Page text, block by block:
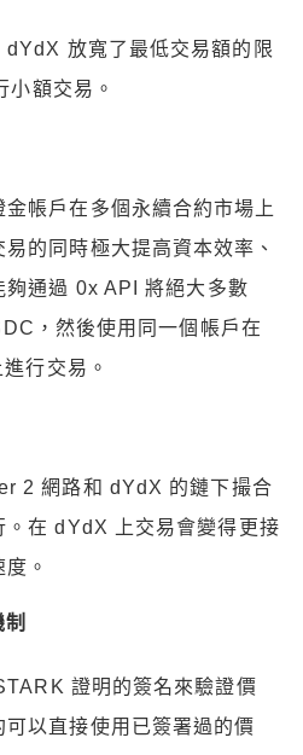
放寬了最低交易額的限
額交易。
帳戶在多個永續合約市場上
的同時極大提高資本效率、
夠通過 0x API 將絕大多數
，然後使用同一個帳戶在
行交易。
2 網路和 dYdX 的鏈下撮合
。在 dYdX 上交易會變得更接
。
制
證明的簽名來驗證價
以直接使用已簽署過的價